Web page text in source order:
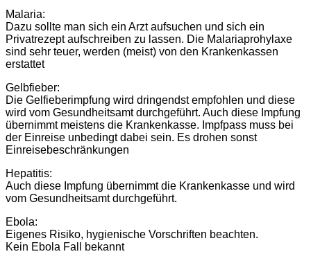
Malaria:
Dazu sollte man sich ein Arzt aufsuchen und sich ein
Privatrezept aufschreiben zu lassen. Die Malariaprohylaxe
sind sehr teuer, werden (meist) von den Krankenkassen
erstattet
Gelbfieber:
Die Gelfieberimpfung wird dringendst empfohlen und diese
wird vom Gesundheitsamt durchgeführt. Auch diese Impfung
übernimmt meistens die Krankenkasse. Impfpass muss bei
der Einreise unbedingt dabei sein. Es drohen sonst
Einreisebeschränkungen
Hepatitis:
Auch diese Impfung übernimmt die Krankenkasse und wird
vom Gesundheitsamt durchgeführt.
Ebola:
Eigenes Risiko, hygienische Vorschriften beachten.
Kein Ebola Fall bekannt